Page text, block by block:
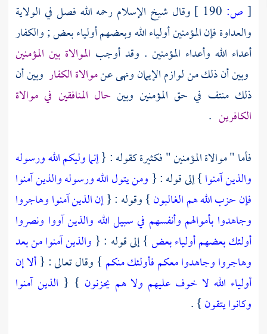
[ ص: وقال شيخ الإسلام رحمه الله فصل في الولاية
والعداوة فإن المؤمنين أولياء الله وبعضهم أولياء بعض ; والكفار
أعداء الله وأعداء المؤمنين . وقد أوجب الموالاة بين المؤمنين
وبين أن ذلك من لوازم الإيمان ونهى عنموالاة الكفار وبين أن
ذلك منتف في حق المؤمنين وبين حال المنافقين في موالاة
الكافرين .
فأما " موالاة المؤمنين " فكثيرة كقوله : {إنما وليكم الله ورسوله
والذين آمنوا} إلى قوله : { ومن يتول الله ورسوله والذين آمنوا
فإن حزب الله هم الغالبون} وقوله : {إن الذين آمنوا وهاجروا
وجاهدوا بأموالهم وأنفسهم في سبيل الله والذين آووا ونصروا
أولئك بعضهم أولياء بعض} إلى قوله : { والذين آمنوا من بعد
وهاجروا وجاهدوا معكم فأولئك منكم } وقال تعالى : {ألا إن
أولياء الله لا خوف عليهم ولا هم يحزنون } { الذين آمنوا
وكانوا يتقون} .